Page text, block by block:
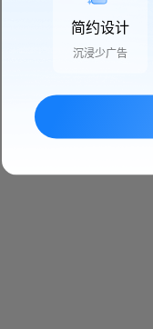
简约设计
沉浸少广告